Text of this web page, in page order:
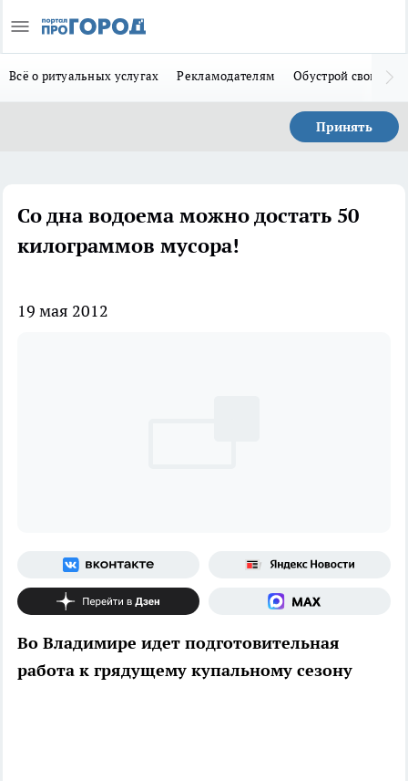
Всё о ритуальных услугах Рекламодателям Обустрой свой дом
Принять
Со дна водоема можно достать 50
килограммов мусора!
19 мая 2012
Во Владимире идет подготовительная
работа к грядущему купальному сезону